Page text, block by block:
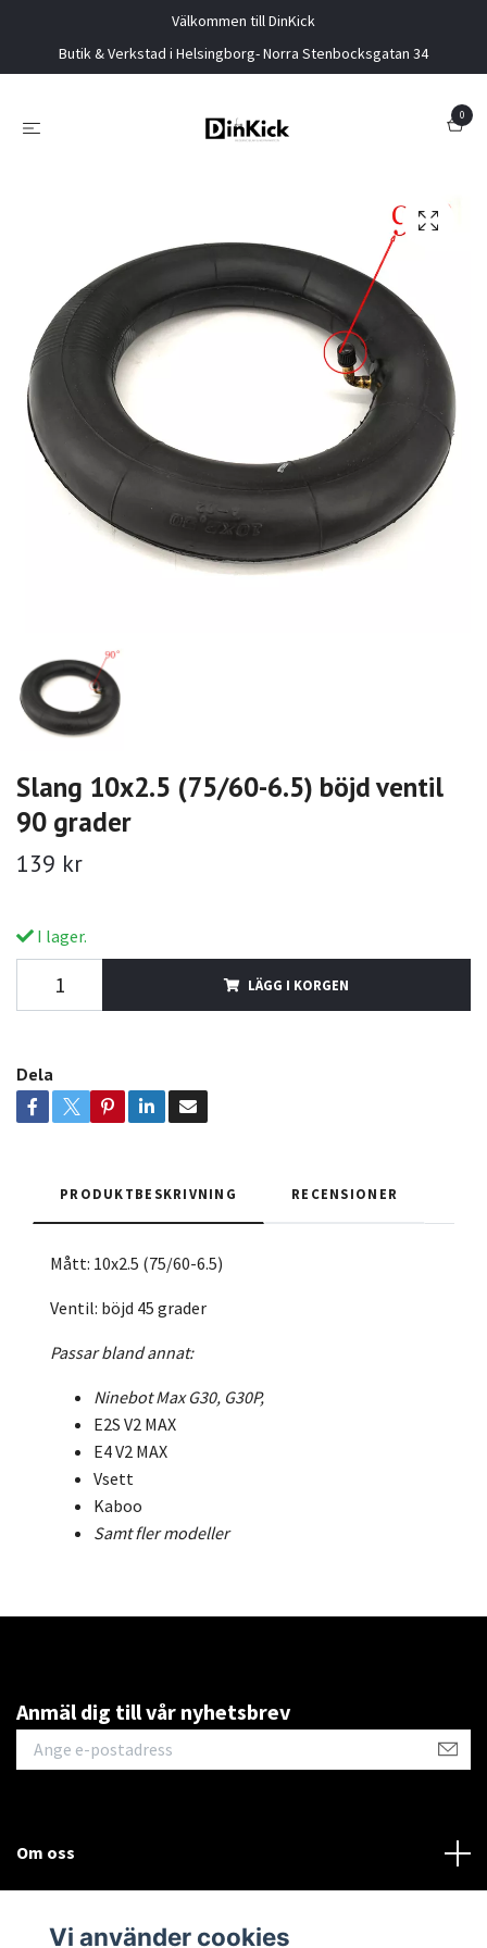
Välkommen till DinKick
Butik & Verkstad i Helsingborg- Norra Stenbocksgatan 34
0
Slang 10x2.5 (75/60-6.5) böjd ventil
90 grader
139 kr
I lager.
LÄGG I KORGEN
Dela
PRODUKTBESKRIVNING RECENSIONER
Mått: 10x2.5 (75/60-6.5)
Ventil: böjd 45 grader
Passar bland annat:
Ninebot Max G30, G30P,
E2S V2 MAX
E4 V2 MAX
Vsett
Kaboo
Samt fler modeller
Anmäl dig till vår nyhetsbrev
Om oss
Vi använder cookies